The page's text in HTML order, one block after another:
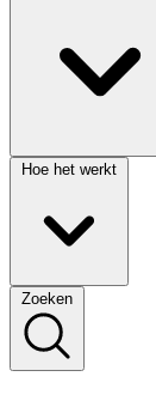
Hoe het werkt
Zoeken